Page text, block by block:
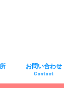
お問い合わせ
Contact